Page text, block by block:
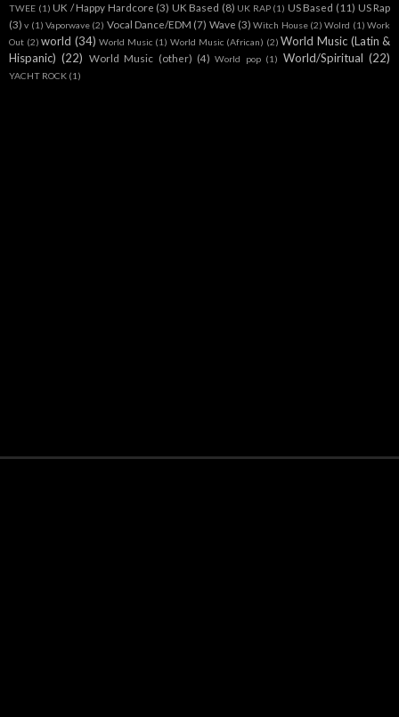
TWEE (1) UK / Happy Hardcore (3) UK Based (8) UK RAP (1) US Based (11) US Rap
(3) v (1) Vaporwave (2) Vocal Dance/EDM (7) Wave (3) Witch House (2) Wolrd (1) Work
Out (2) world (34) World Music (1) World Music (African) (2) World Music (Latin &
Hispanic) (22) World Music (other) (4) World pop (1) World/Spiritual (22)
YACHT ROCK (1)